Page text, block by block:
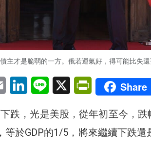
主才是脆弱的一方。俄若運氣好，得可能比失還
Email LinkedInLine X PrintFriendly
Share
跌，光是美股，從年初至今，跌
等於GDP的1/5，將來繼續下跌還